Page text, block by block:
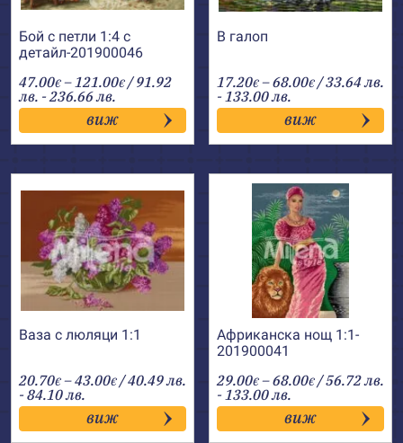
Бой с петли 1:4 с
детайл-201900046
47.00€ –121.00€Price
range:
47.00€
through
121.00€
/ 91.92
лв. - 236.66 лв.
виж
В галоп
17.20€ –68.00€Price
range:
17.20€
through
68.00€
/ 33.64 лв.
- 133.00 лв.
виж
Ваза с люляци 1:1
20.70€ –43.00€Price
range:
20.70€
through
43.00€
/ 40.49 лв.
- 84.10 лв.
виж
Африканска нощ 1:1-
201900041
29.00€ –68.00€Price
range:
29.00€
through
68.00€
/ 56.72 лв.
- 133.00 лв.
виж